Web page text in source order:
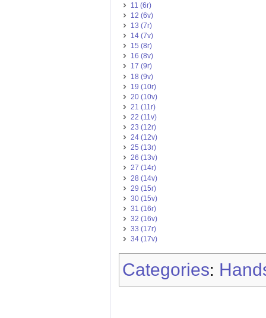
11 (6r)
12 (6v)
13 (7r)
14 (7v)
15 (8r)
16 (8v)
17 (9r)
18 (9v)
19 (10r)
20 (10v)
21 (11r)
22 (11v)
23 (12r)
24 (12v)
25 (13r)
26 (13v)
27 (14r)
28 (14v)
29 (15r)
30 (15v)
31 (16r)
32 (16v)
33 (17r)
34 (17v)
Categories: